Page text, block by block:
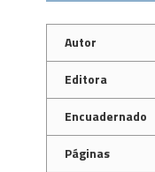
Autor
Editora
Encuadernado
Páginas